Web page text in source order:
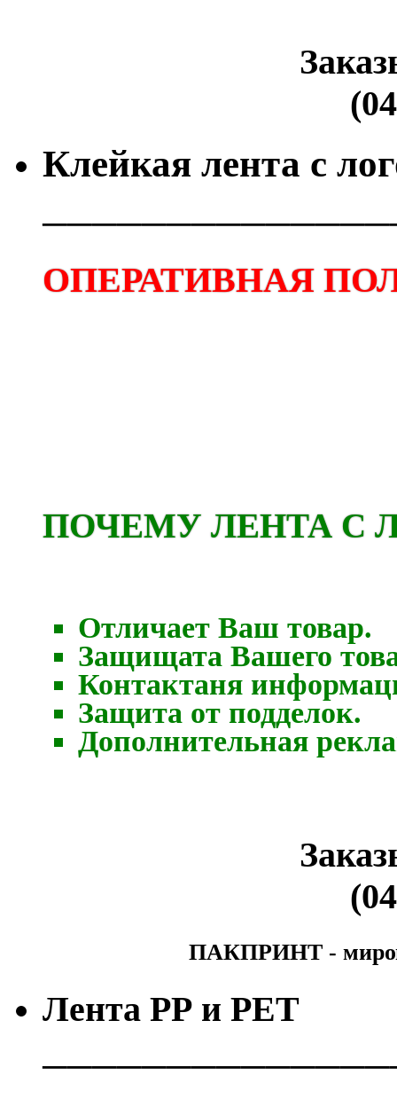
Клейкая лента с
ОПЕРАТИВНАЯ
ПОЧЕМУ ЛЕНТА С
Отличает Ваш товар.
Защищата Вашего
Контактаня
Защита от подделок.
Дополнительная
ПАКПРИНТ -
Лента РР и РЕТ